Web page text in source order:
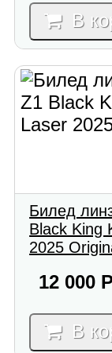
В
Билед
Black King
2025
12 000
В